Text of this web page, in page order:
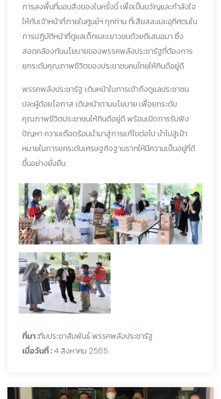
การลงพื้นที่มอบสิ่งของในครั้งนี้ เพื่อเป็นขวัญและกำลังใจ
ให้กับเจ้าหน้าที่ภายในศูนย์ฯ ทุกท่าน ที่เสียสละและอุทิศตนใน
การปฏิบัติหน้าที่ดูแลเด็กและเยาวชนด้วยดีเสมอมา ซึ่ง
สอดคล้องกับนโยบายของพรรคพลังประชารัฐที่ต้องการ
ยกระดับคุณภาพชีวิตของประชาชนคนไทยให้กินดีอยู่ดี
พรรคพลังประชารัฐ เดินหน้าในการเข้าถึงดูแลประชาชน
ปละผู้ด้อยโอกาส เดินหน้าตามนโยบาย เพื่อยกระดับ
คุณภาพชีวิตประชาชนให้กินดีอยู่ดี พร้อมเปิดการรับฟัง
ปัญหา ความเดือดร้อนนำมาสู่การแก้ไขต่อไป นำไปสู่เป้า
หมายในการยกระดับเศรษฐกิจฐานรากให้มีความเป็นอยู่ที่ดี
ขึ้นอย่างยั่งยืน
ที่มา :ทีมประชาสัมพันธ์ พรรคพลังประชารัฐ
เมื่อวันที่ :4 สิงหาคม 2565